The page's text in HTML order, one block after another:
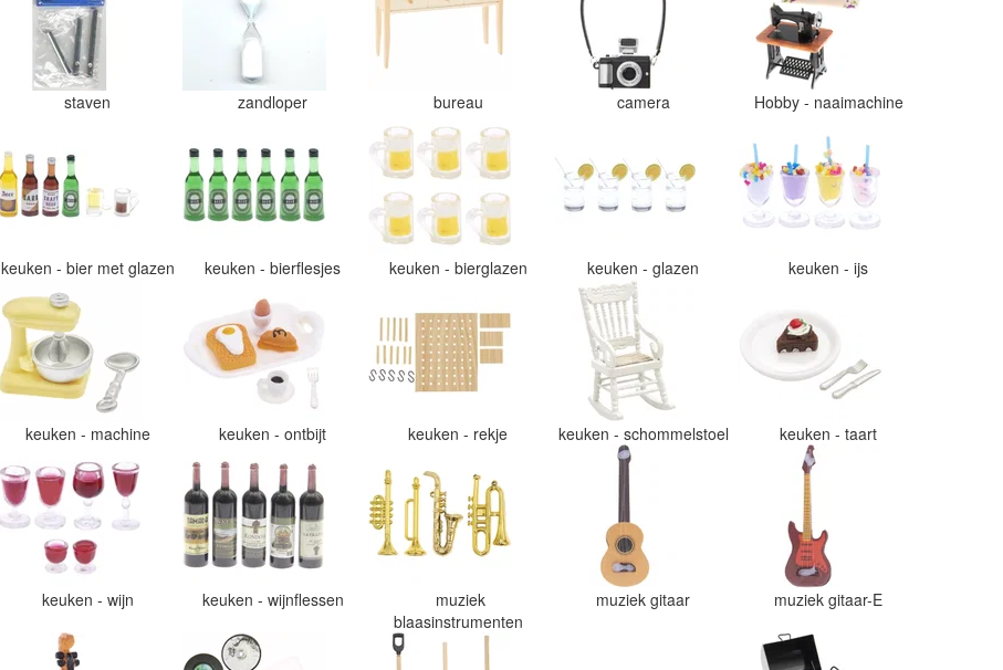
staven zandloper bureau camera Hobby - naaimachine
keuken - bier met glazen keuken - bierflesjes keuken - bierglazen keuken - glazen keuken - ijs
keuken - machine keuken - ontbijt keuken - rekje keuken - schommelstoel keuken - taart
keuken - wijn keuken - wijnflessen
muziek
blaasinstrumenten
muziek gitaar muziek gitaar-E